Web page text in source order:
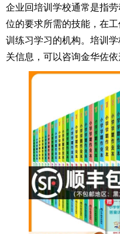
企业回培训学校通常是指
位的要求所需的技能，在
训练习学习的机构。培训
关信息，可以咨询金华佐依